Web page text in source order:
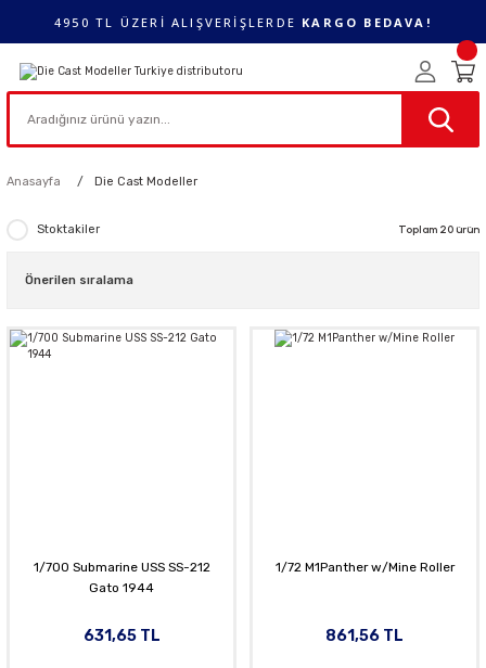
4950 TL ÜZERİ ALIŞVERİŞLERDE KARGO BEDAVA!
Anasayfa Die Cast Modeller
Stoktakiler Toplam 20 ürün
1/700 Submarine USS SS-212
Gato 1944
631,65 TL
1/72 M1Panther w/Mine Roller
861,56 TL